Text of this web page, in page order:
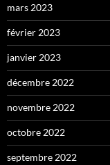
mars 2023
février 2023
janvier 2023
décembre 2022
novembre 2022
octobre 2022
septembre 2022